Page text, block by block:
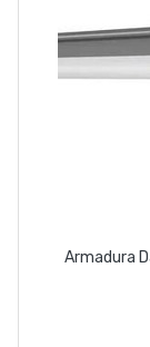
Armadura